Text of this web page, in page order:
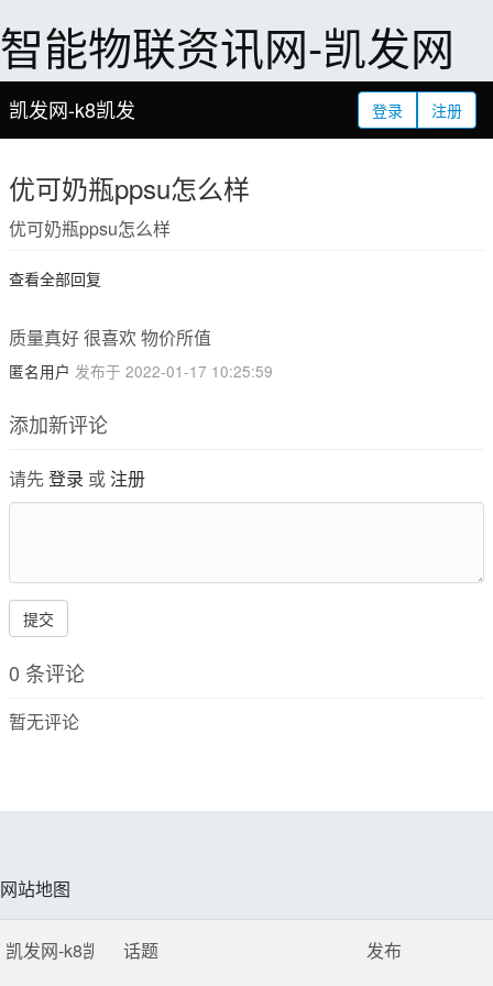
智能物联资讯网-凯发网
登录 注册
凯发网-k8凯发
凯发网-k8凯发 话题 发布
优可奶瓶ppsu怎么样
优可奶瓶ppsu怎么样
查看全部回复
质量真好 很喜欢 物价所值
匿名用户 发布于 2022-01-17 10:25:59
添加新评论
请先登录 或 注册
提交
0 条评论
暂无评论
网站地图